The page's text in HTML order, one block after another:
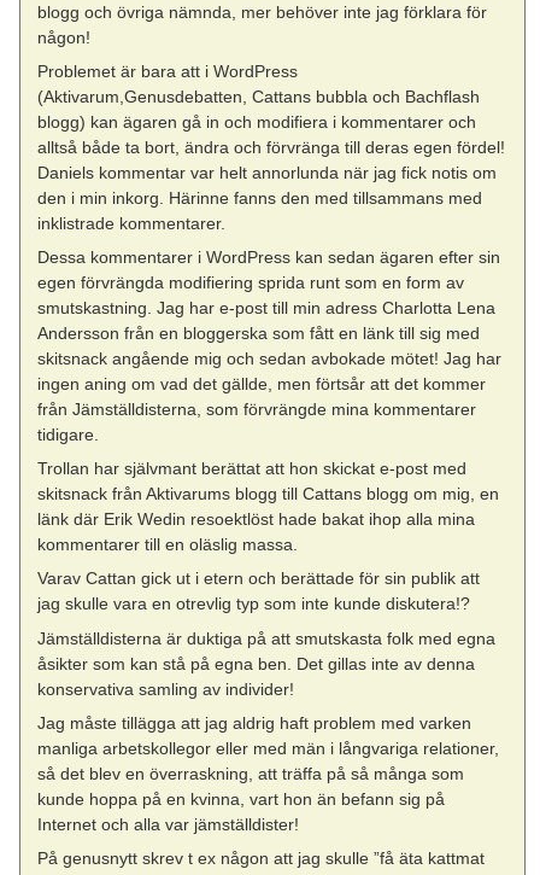
blogg och övriga nämnda, mer behöver inte jag förklara för
någon!
Problemet är bara att i WordPress
(Aktivarum,Genusdebatten, Cattans bubbla och Bachflash
blogg) kan ägaren gå in och modifiera i kommentarer och
alltså både ta bort, ändra och förvränga till deras egen fördel!
Daniels kommentar var helt annorlunda när jag fick notis om
den i min inkorg. Härinne fanns den med tillsammans med
inklistrade kommentarer.
Dessa kommentarer i WordPress kan sedan ägaren efter sin
egen förvrängda modifiering sprida runt som en form av
smutskastning. Jag har e-post till min adress Charlotta Lena
Andersson från en bloggerska som fått en länk till sig med
skitsnack angående mig och sedan avbokade mötet! Jag har
ingen aning om vad det gällde, men förtsår att det kommer
från Jämställdisterna, som förvrängde mina kommentarer
tidigare.
Trollan har självmant berättat att hon skickat e-post med
skitsnack från Aktivarums blogg till Cattans blogg om mig, en
länk där Erik Wedin resoektlöst hade bakat ihop alla mina
kommentarer till en oläslig massa.
Varav Cattan gick ut i etern och berättade för sin publik att
jag skulle vara en otrevlig typ som inte kunde diskutera!?
Jämställdisterna är duktiga på att smutskasta folk med egna
åsikter som kan stå på egna ben. Det gillas inte av denna
konservativa samling av individer!
Jag måste tillägga att jag aldrig haft problem med varken
manliga arbetskollegor eller med män i långvariga relationer,
så det blev en överraskning, att träffa på så många som
kunde hoppa på en kvinna, vart hon än befann sig på
Internet och alla var jämställdister!
På genusnytt skrev t ex någon att jag skulle ”få äta kattmat